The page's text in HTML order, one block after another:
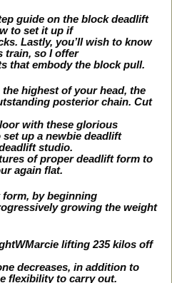
guide on the block deadlift
to set it up if
Lastly, you’ll wish to know
train, so I offer
that embody the block pull.
highest of your head, the
posterior chain. Cut
with these glorious
up a newbie deadlift
studio.
of proper deadlift form to
again flat.
by beginning
growing the weight
lifting 235 kilos off
decreases, in addition to
flexibility to carry out.